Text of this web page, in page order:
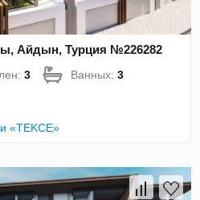
Айдын, Турция №226282
3 Ванных:3
«TEKCE»